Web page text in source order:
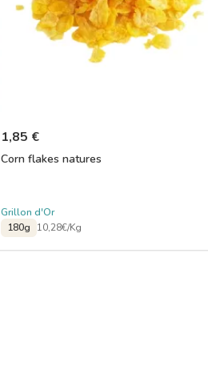
1,85 €
Corn flakes natures
Grillon d'Or
180g
10,28€/Kg